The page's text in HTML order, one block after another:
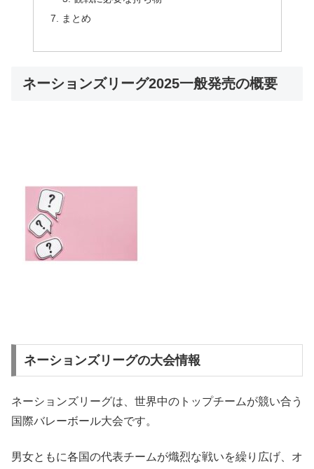
まとめ
ネーションズリーグ2025一般発売の概要
ネーションズリーグの大会情報
ネーションズリーグは、世界中のトップチームが競い合う
国際バレーボール大会です。
男女ともに各国の代表チームが熾烈な戦いを繰り広げ、オ